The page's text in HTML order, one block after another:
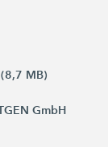
MB)
GmbH